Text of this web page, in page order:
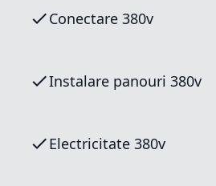
Conectare 380v
Instalare panouri 380v
Electricitate 380v